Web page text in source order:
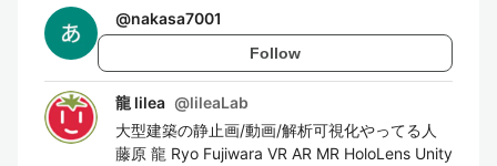
@nakasa7001
Follow
龍 lilea @lileaLab
大型建築の静止画/動画/解析可視化やってる人
藤原 龍 Ryo Fujiwara VR AR MR HoloLens Unity